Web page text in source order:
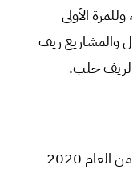
الأولى
والمشاريع ريف
تُظهر المقارنة بين النصف الأول والثاني من العام 2020